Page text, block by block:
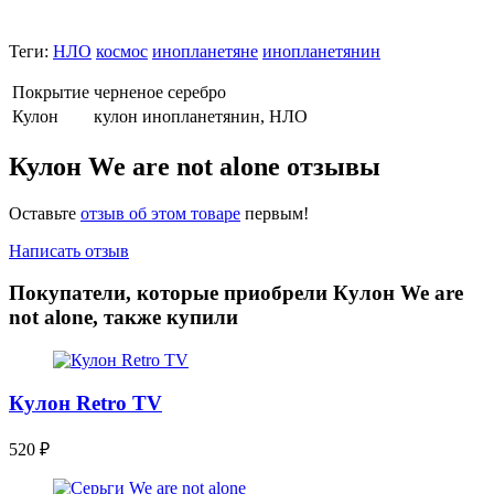
Теги: НЛО космос инопланетяне инопланетянин
Покрытие черненое серебро
Кулон
кулон инопланетянин, НЛО
Кулон We are not alone отзывы
Оставьте отзыв об этом товаре первым!
Написать отзыв
Покупатели, которые приобрели Кулон We are
not alone, также купили
Кулон Retro TV
520 ₽